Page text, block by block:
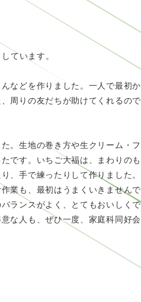
ています。
などを作りました。一人で最初
周りの友だちが助けてくれるの
。生地の巻き方や生クリーム・
です。いちご大福は、まわりの
、手で練ったりして作りました
業も、最初はうまくいきません
ランスがよく、とてもおいしく
な人も、ぜひ一度、家庭科同好